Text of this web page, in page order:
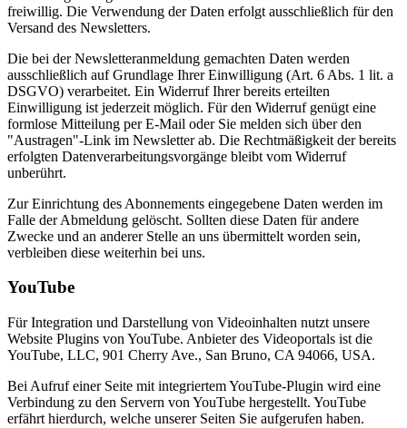
freiwillig. Die Verwendung der Daten erfolgt ausschließlich für den
Versand des Newsletters.
Die bei der Newsletteranmeldung gemachten Daten werden
ausschließlich auf Grundlage Ihrer Einwilligung (Art. 6 Abs. 1 lit. a
DSGVO) verarbeitet. Ein Widerruf Ihrer bereits erteilten
Einwilligung ist jederzeit möglich. Für den Widerruf genügt eine
formlose Mitteilung per E-Mail oder Sie melden sich über den
"Austragen"-Link im Newsletter ab. Die Rechtmäßigkeit der bereits
erfolgten Datenverarbeitungsvorgänge bleibt vom Widerruf
unberührt.
Zur Einrichtung des Abonnements eingegebene Daten werden im
Falle der Abmeldung gelöscht. Sollten diese Daten für andere
Zwecke und an anderer Stelle an uns übermittelt worden sein,
verbleiben diese weiterhin bei uns.
YouTube
Für Integration und Darstellung von Videoinhalten nutzt unsere
Website Plugins von YouTube. Anbieter des Videoportals ist die
YouTube, LLC, 901 Cherry Ave., San Bruno, CA 94066, USA.
Bei Aufruf einer Seite mit integriertem YouTube-Plugin wird eine
Verbindung zu den Servern von YouTube hergestellt. YouTube
erfährt hierdurch, welche unserer Seiten Sie aufgerufen haben.